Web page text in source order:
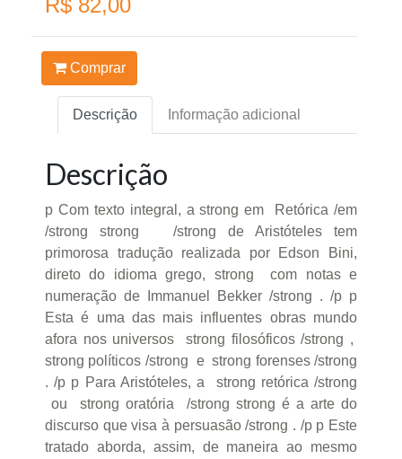
R$ 82,00
Comprar
Descrição Informação adicional
Descrição
p Com texto integral, a strong em Retórica /em
/strong strong /strong de Aristóteles tem
primorosa tradução realizada por Edson Bini,
direto do idioma grego, strong com notas e
numeração de Immanuel Bekker /strong . /p p
Esta é uma das mais influentes obras mundo
afora nos universos strong filosóficos /strong ,
strong políticos /strong e strong forenses /strong
. /p p Para Aristóteles, a strong retórica /strong
ou strong oratória /strong strong é a arte do
discurso que visa à persuasão /strong . /p p Este
tratado aborda, assim, de maneira ao mesmo